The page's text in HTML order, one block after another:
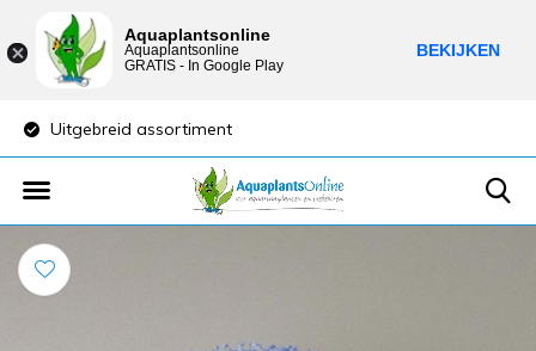
Uitgebreid assortiment
Aquaplantsonline
Aquaplantsonline
GRATIS - In Google Play
BEKIJKEN